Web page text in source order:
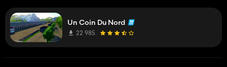
loulou et surtout te regarder toi
Un Coin Du Nord
22 985